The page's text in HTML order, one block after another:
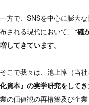
一方で、SNSを中心に膨大
布される現代において、 “確
増してきています。
そこで我々は、池上惇（当
化資本』の実学研究をして
業の価値観の再構築及び企